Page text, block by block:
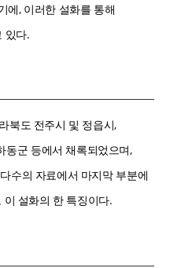
에, 이러한 설화를 통해
있다.
북도 전주시 및 정읍시,
군 등에서 채록되었으며,
수의 자료에서 마지막 부분에
이 설화의 한 특징이다.